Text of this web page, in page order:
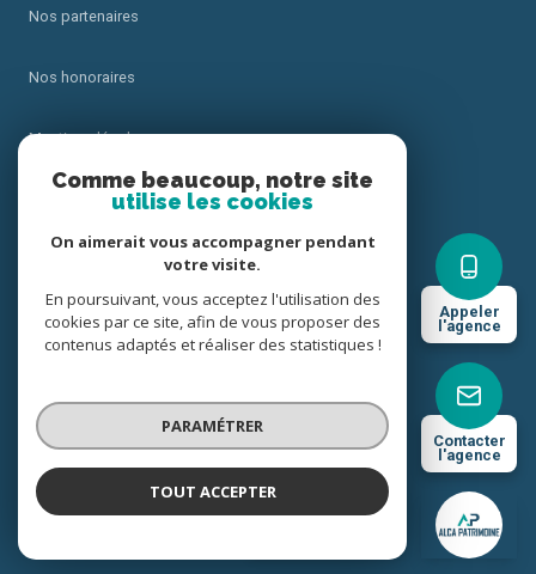
ALCA Patrimoine
Appeler
l'agence
Contacter
l'agence
Nos partenaires
Nos honoraires
Mentions légales
Cookies
© 2026 | Tous droits réservés
Réalisé par
Comme beaucoup, notre site
utilise les cookies
On aimerait vous accompagner pendant
votre visite.
En poursuivant, vous acceptez l'utilisation des
cookies par ce site, afin de vous proposer des
contenus adaptés et réaliser des statistiques !
PARAMÉTRER
TOUT ACCEPTER